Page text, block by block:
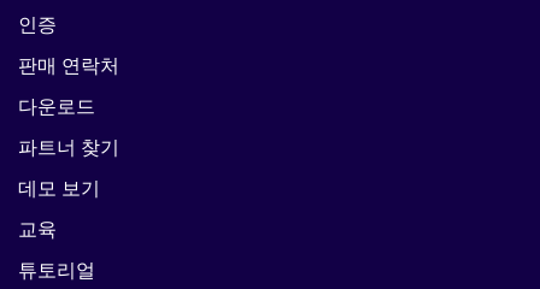
인증
판매 연락처
다운로드
파트너 찾기
데모 보기
교육
튜토리얼